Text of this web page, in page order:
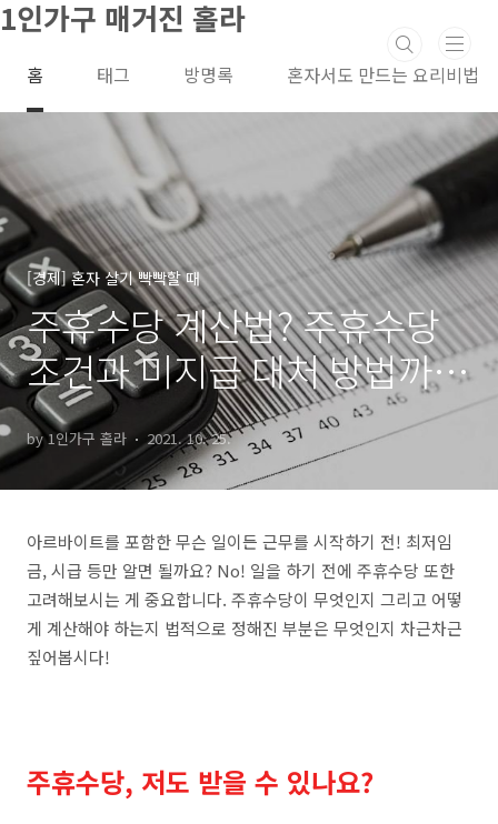
본문 바로가기
1인가구 매거진 홀라
홈 태그 방명록 혼자서도 만드는 요리비법
[경제] 혼자 살기 빡빡할 때
주휴수당 계산법? 주휴수당
조건과 미지급 대처 방법까
지!
by 1인가구 홀라 2021. 10. 25.
아르바이트를 포함한 무슨 일이든 근무를 시작하기 전! 최저임
금, 시급 등만 알면 될까요? No! 일을 하기 전에 주휴수당 또한
고려해보시는 게 중요합니다. 주휴수당이 무엇인지 그리고 어떻
게 계산해야 하는지 법적으로 정해진 부분은 무엇인지 차근차근
짚어봅시다!
주휴수당, 저도 받을 수 있나요?